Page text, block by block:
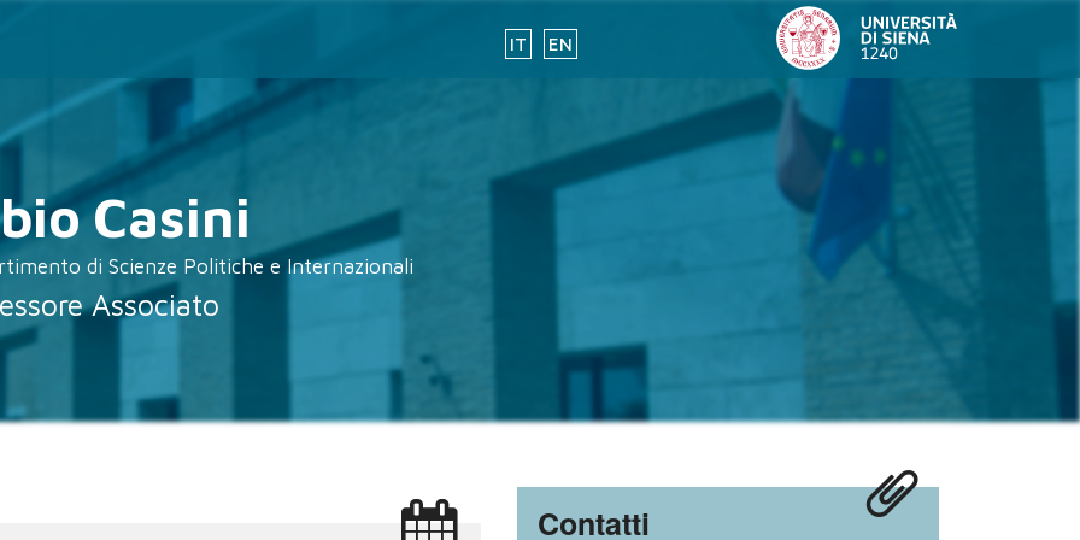
IT EN
Casini
di Scienze Politiche e Internazionali
Associato
Contatti